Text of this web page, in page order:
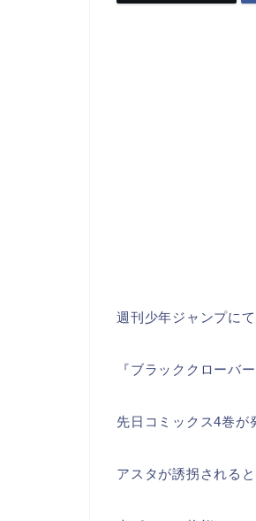
週刊少年ジャンプに
『ブラッククローバー
先日コミックス4巻が
アスタが誘拐される